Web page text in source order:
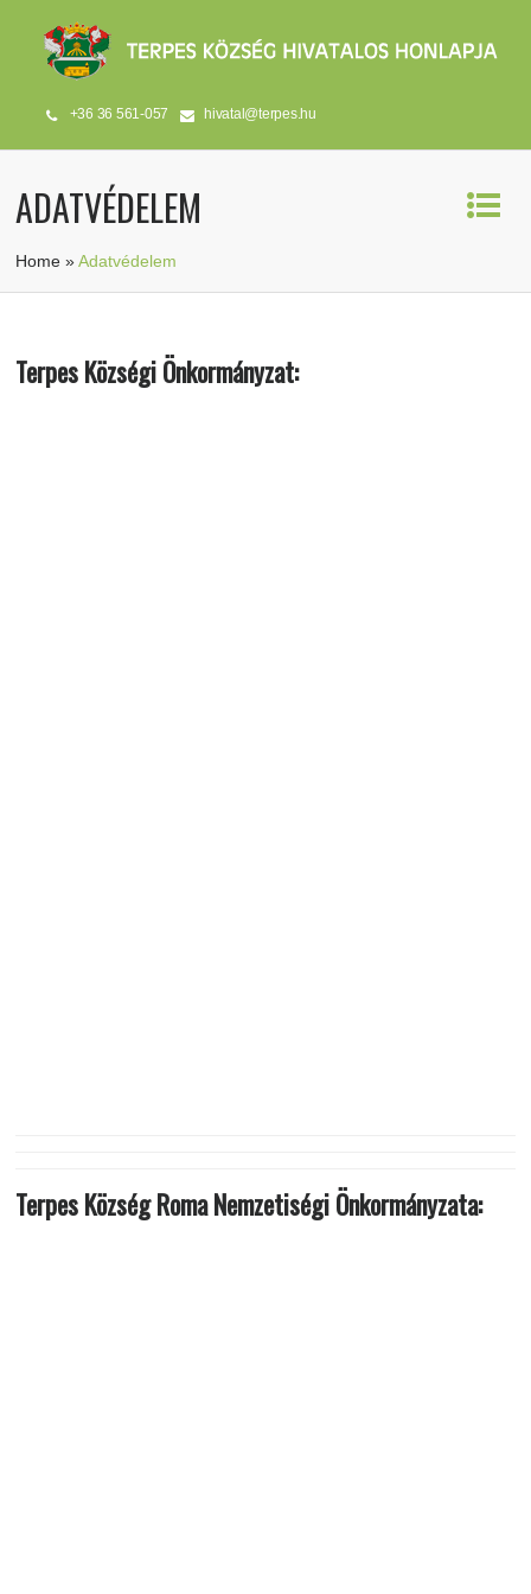
+36 36 561-057 hivatal@terpes.hu
ADATVÉDELEM
Home »Adatvédelem
Terpes Községi Önkormányzat:
Terpes Község Roma Nemzetiségi Önkormányzata: